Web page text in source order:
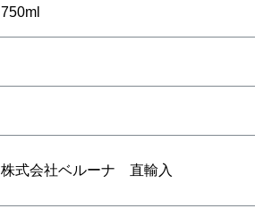
750ml
株式会社ベルーナ 直輸入